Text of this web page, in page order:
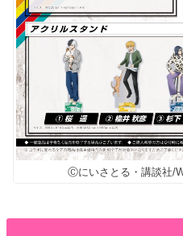
Ⓒにいさとる・講談社/